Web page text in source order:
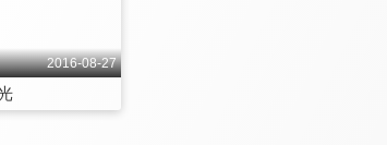
2016-08-27